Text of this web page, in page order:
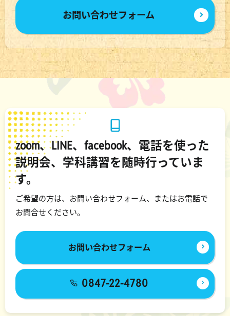
お問い合わせフォーム
zoom、LINE、facebook、電話を使った
説明会、学科講習を随時行っていま
す。
ご希望の方は、お問い合わせフォーム、またはお電話で
お問合せください。
お問い合わせフォーム
0847-22-4780